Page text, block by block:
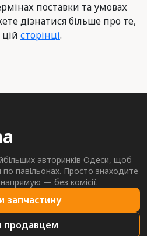
поставки та умовах
дізнатися більше про те,
сторінці.
авторинків Одеси, щоб
павільонах. Просто знаходите
— без комісії.
запчастину
продавцем